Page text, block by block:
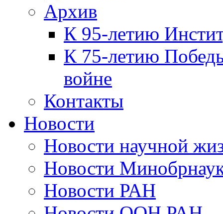
Архив
К 95-летию
К 75-летию
войне
Контакты
Новости
Новости научной
Новости
Новости РАН